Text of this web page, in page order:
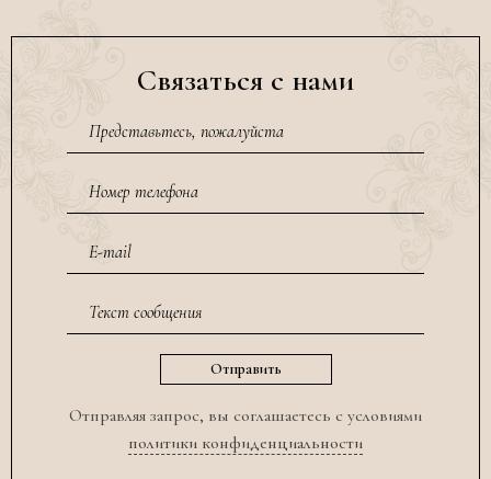
Связаться с нами
Отправляя запрос, вы соглашаетесь с условиями
политики конфиденциальности